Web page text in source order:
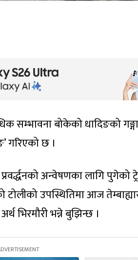
सम्भावना बोकेको धादिङको
गरिएको छ ।
अन्वेषणका लागि पुगेको
उपस्थितिमा आज
भिरमौरी भन्ने बुझिन्छ ।